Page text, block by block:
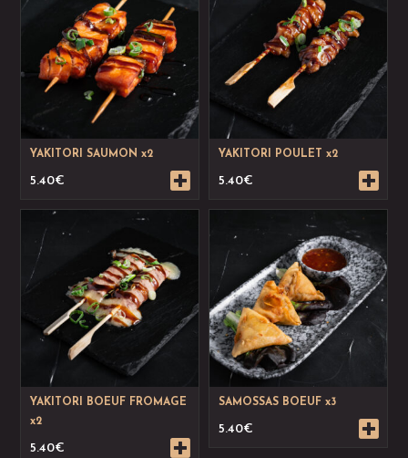
YAKITORI SAUMON x2
5.40€
YAKITORI POULET x2
5.40€
YAKITORI BOEUF FROMAGE
x2
5.40€
SAMOSSAS BOEUF x3
5.40€